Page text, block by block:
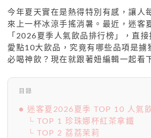
今年夏天實在是熱得特別有感，讓人
來上一杯冰涼手搖消暑。最近，迷客
「2026夏季人氣飲品排行榜」，直接
愛點10大飲品，究竟有哪些品項是擄
必喝神飲？現在就跟著妞編輯一起看
目錄
● 迷客夏2026夏季 TOP 10 人氣
└ TOP 1 珍珠娜杯紅茶拿鐵
└ TOP 2 荔荔茉莉